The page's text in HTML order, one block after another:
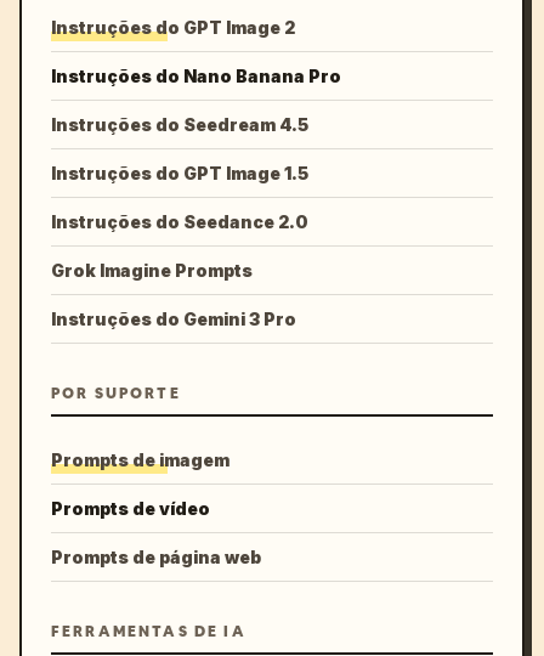
Instruções do GPT Image 2
Instruções do Nano Banana Pro
Instruções do Seedream 4.5
Instruções do GPT Image 1.5
Instruções do Seedance 2.0
Grok Imagine Prompts
Instruções do Gemini 3 Pro
POR SUPORTE
Prompts de imagem
Prompts de vídeo
Prompts de página web
FERRAMENTAS DE IA